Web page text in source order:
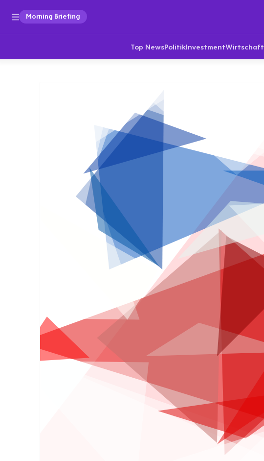
Morning Briefing
Top NewsPolitikInvestmentWirtschaft